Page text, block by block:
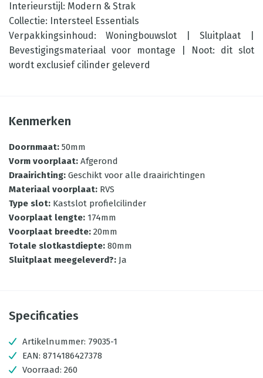
Interieurstijl: Modern & Strak
Collectie: Intersteel Essentials
Verpakkingsinhoud: Woningbouwslot | Sluitplaat |
Bevestigingsmateriaal voor montage | Noot: dit slot
wordt exclusief cilinder geleverd
Kenmerken
Doornmaat: 50mm
Vorm voorplaat: Afgerond
Draairichting: Geschikt voor alle draairichtingen
Materiaal voorplaat: RVS
Type slot: Kastslot profielcilinder
Voorplaat lengte: 174mm
Voorplaat breedte: 20mm
Totale slotkastdiepte: 80mm
Sluitplaat meegeleverd?: Ja
Specificaties
Artikelnummer: 79035-1
EAN: 8714186427378
Voorraad: 260